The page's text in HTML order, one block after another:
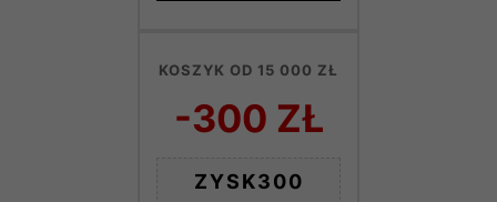
KOSZYK OD 15 000 ZŁ
-300 ZŁ
ZYSK300